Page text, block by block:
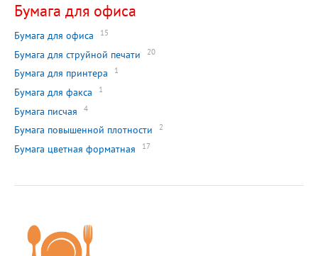
Бумага для офиса
Бумага для офиса 15
Бумага для струйной печати 20
Бумага для принтера 1
Бумага для факса 1
Бумага писчая 4
Бумага повышенной плотности 2
Бумага цветная форматная 17